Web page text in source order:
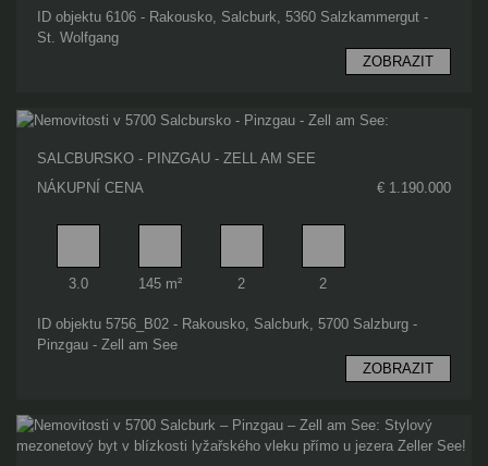
ID objektu 6106 - Rakousko, Salcburk, 5360 Salzkammergut -
St. Wolfgang
ZOBRAZIT
SALCBURSKO - PINZGAU - ZELL AM SEE
NÁKUPNÍ CENA
€ 1.190.000
Pokoj
3.0
Obytný prostor
145 m²
Koupelna
2
Ložnice
2
ID objektu 5756_B02 - Rakousko, Salcburk, 5700 Salzburg -
Pinzgau - Zell am See
ZOBRAZIT